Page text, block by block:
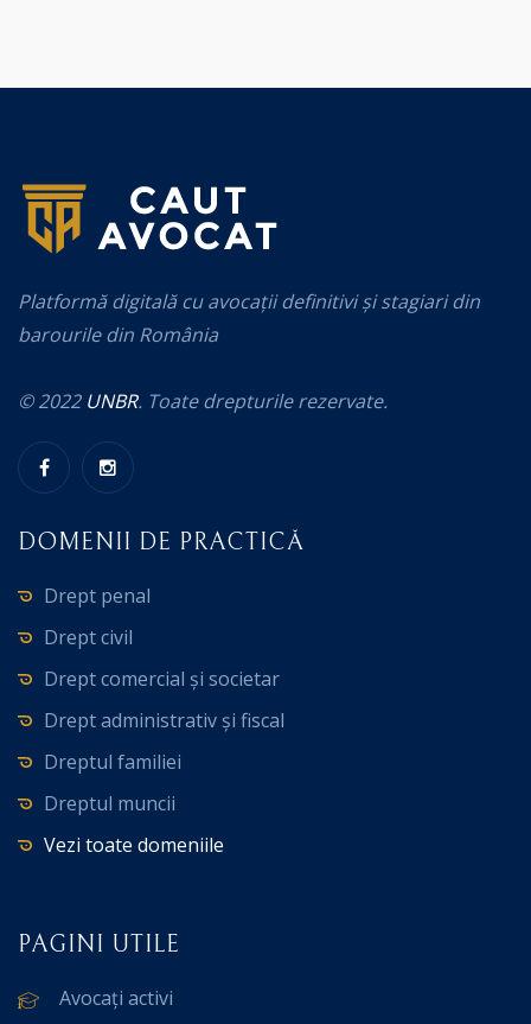
Platformă digitală cu avocații definitivi și stagiari din
barourile din România
© 2022 UNBR. Toate drepturile rezervate.
DOMENII DE PRACTICĂ
Drept penal
Drept civil
Drept comercial și societar
Drept administrativ și fiscal
Dreptul familiei
Dreptul muncii
Vezi toate domeniile
PAGINI UTILE
Avocați activi